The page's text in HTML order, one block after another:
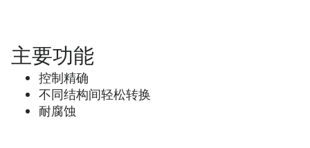
主要功能
控制精确
不同结构间轻松转换
耐腐蚀